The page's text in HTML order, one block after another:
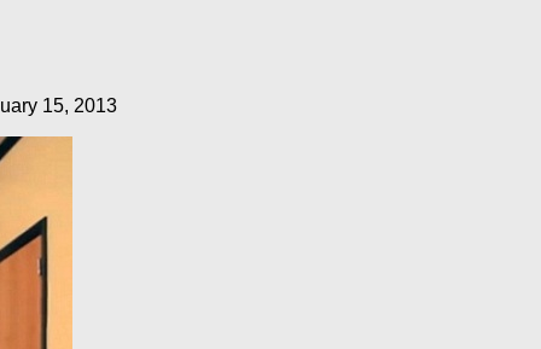
15, 2013